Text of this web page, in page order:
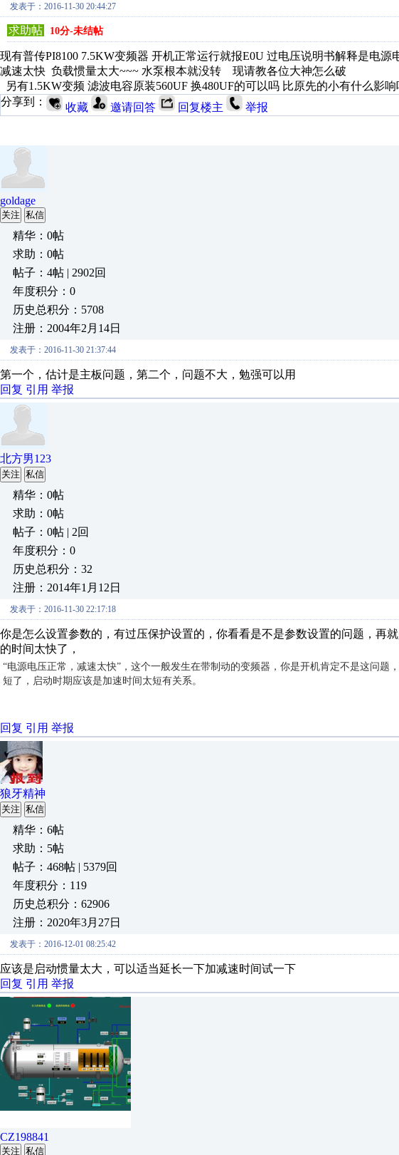
发表于：2016-11-30 20:44:27
求助帖
10分-未结帖
现有普传PI8100 7.5KW变频器 开机正常运行就报E0U 过电压说明书解释是电源
减速太快 负载惯量太大~~~ 水泵根本就没转 现请教各位大神怎么破
另有1.5KW变频 滤波电容原装560UF 换480UF的可以吗 比原先的小有什么影
分享到：
收藏 邀请回答 回复楼主 举报
goldage
关注 私信
精华：0帖
求助：0帖
帖子：4帖 | 2902回
年度积分：0
历史总积分：5708
注册：2004年2月14日
发表于：2016-11-30 21:37:44
第一个，估计是主板问题，第二个，问题不大，勉强可以用
回复 引用 举报
北方男123
关注 私信
精华：0帖
求助：0帖
帖子：0帖 | 2回
年度积分：0
历史总积分：32
注册：2014年1月12日
发表于：2016-11-30 22:17:18
你是怎么设置参数的，有过压保护设置的，你看看是不是参数设置的问题，再
的时间太快了，
“电源电压正常， 减速太快”，这个一般发生在带制动的变频器，你是开机肯定不是这问题
短了，启动时期应该是加速时间太短有关系。
回复 引用 举报
狼牙精神
关注 私信
精华：6帖
求助：5帖
帖子：468帖 | 5379回
年度积分：119
历史总积分：62906
注册：2020年3月27日
发表于：2016-12-01 08:25:42
应该是启动惯量太大，可以适当延长一下加减速时间试一下
回复 引用 举报
CZ198841
关注 私信